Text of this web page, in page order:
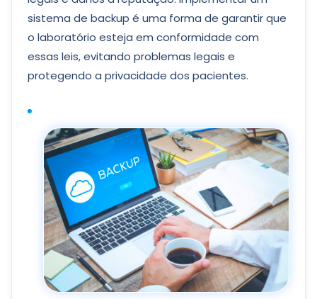
sistema de backup é uma forma de garantir que
o laboratório esteja em conformidade com
essas leis, evitando problemas legais e
protegendo a privacidade dos pacientes.